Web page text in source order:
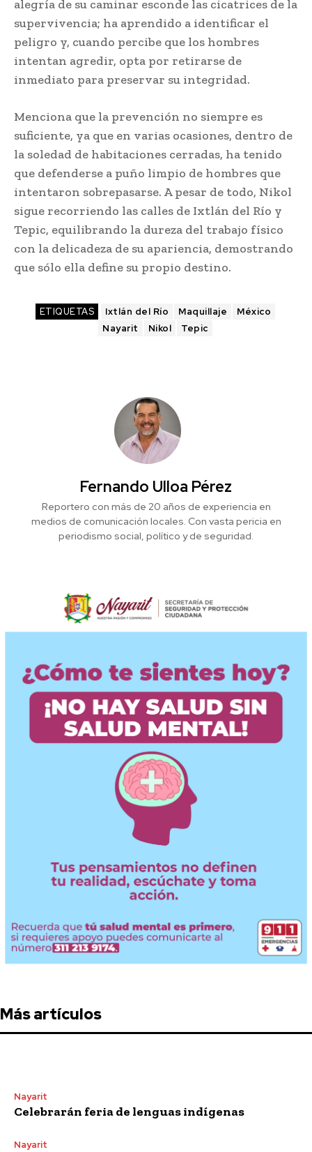
alegría de su caminar esconde las cicatrices de la
supervivencia; ha aprendido a identificar el
peligro y, cuando percibe que los hombres
intentan agredir, opta por retirarse de
inmediato para preservar su integridad.
Menciona que la prevención no siempre es
suficiente, ya que en varias ocasiones, dentro de
la soledad de habitaciones cerradas, ha tenido
que defenderse a puño limpio de hombres que
intentaron sobrepasarse. A pesar de todo, Nikol
sigue recorriendo las calles de Ixtlán del Río y
Tepic, equilibrando la dureza del trabajo físico
con la delicadeza de su apariencia, demostrando
que sólo ella define su propio destino.
ETIQUETAS Ixtlán del Río Maquillaje
México
Nayarit
Nikol Tepic
Fernando Ulloa Pérez
Reportero con más de 20 años de experiencia en
medios de comunicación locales. Con vasta pericia en
periodismo social, político y de seguridad.
Más artículos
Nayarit
Celebrarán feria de lenguas indígenas
Nayarit